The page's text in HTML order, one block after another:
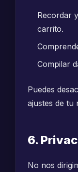
Recordar
carrito.
Compilar
Puedes
ajustes de tu
6.
No nos